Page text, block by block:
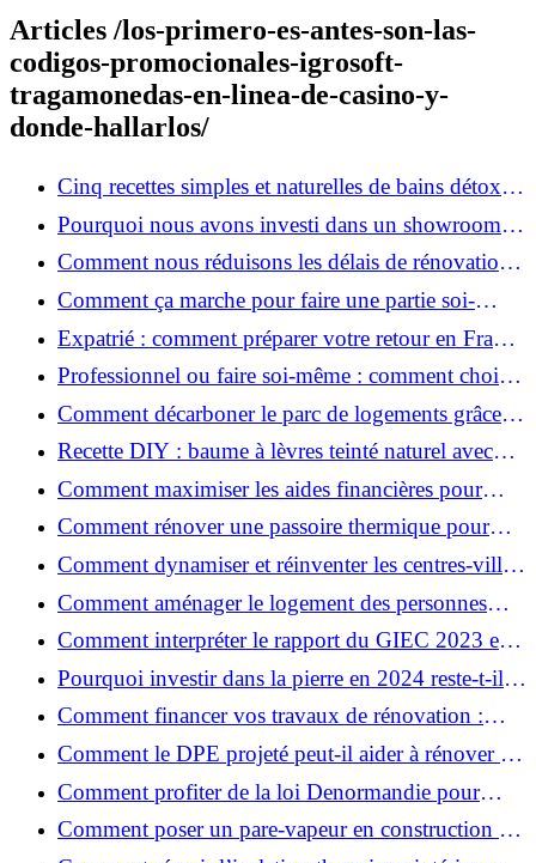
Articles /los-primero-es-antes-son-las-
codigos-promocionales-igrosoft-
tragamonedas-en-linea-de-casino-y-
donde-hallarlos/
Cinq recettes simples et naturelles de bains détox
maison
Pourquoi nous avons investi dans un showroom-
atelier et ce que cela apporte aux clients
Comment nous réduisons les délais de rénovation à
3 mois au lieu de 6?
Comment ça marche pour faire une partie soi-
même et nous confier le reste ?
Expatrié : comment préparer votre retour en France
et rénover votre bien à distance ?
Professionnel ou faire soi-même : comment choisir
pour votre rénovation ?
Comment décarboner le parc de logements grâce à
la rénovation énergétique ?
Recette DIY : baume à lèvres teinté naturel avec
SPF
Comment maximiser les aides financières pour
votre rénovation ?
Comment rénover une passoire thermique pour
une maison durable ?
Comment dynamiser et réinventer les centres-villes
avec Action Cœur de Ville ?
Comment aménager le logement des personnes
âgées et obtenir des aides financières ?
Comment interpréter le rapport du GIEC 2023 et
en retenir l'essentiel ?
Pourquoi investir dans la pierre en 2024 reste-t-il
un choix sûr ?
Comment financer vos travaux de rénovation :
aides, prêts et solutions pratiques ?
Comment le DPE projeté peut-il aider à rénover et
valoriser votre bien ?
Comment profiter de la loi Denormandie pour
investir dans l'ancien et défiscaliser ?
Comment poser un pare-vapeur en construction et
rénovation : rôle et erreurs à éviter?